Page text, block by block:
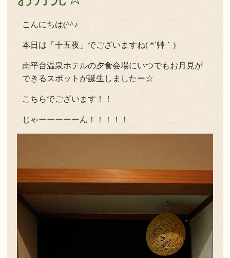
新着情報
キャンセル/プライバシーポリシー
English
こんにちは(^^♪
本日は「十五夜」でございますね( *´艸｀)
南平台温泉ホテルの夕食会場にいつでもお月見が
できるスポットが誕生しましたー☆
こちらでございます！！
じゃーーーーーん！！！！！